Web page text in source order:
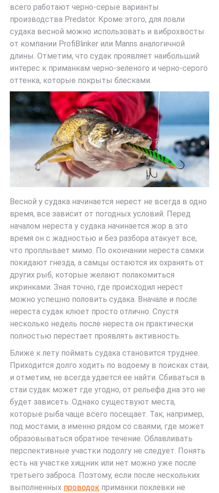
всего работают черно-серые варианты
производства Predator. Кроме этого, для ловли
судака весной можно использовать и виброхвосты
от компании ProfiBlinker или Manns аналогичной
длины. Отметим, что судак проявляет наибольший
интерес к приманкам черно-зеленого и черно-серого
оттенка, которые покрыты блесками.
Весной у судака начинается нерест не всегда в одно
время, все зависит от погодных условий. Перед
началом нереста у судака начинается жор в это
время он с жадностью и без разбора атакует все,
что проплывает мимо. По окончании нереста самки
покидают гнезда, а самцы остаются их охранять от
других рыб, которые желают полакомиться
икринками. Зная точно, где происходил нерест
можно успешно половить судака. Вначале и после
нереста судак клюет просто отлично. Спустя
несколько недель после нереста он практически
полностью перестает проявлять активность.
Ближе к лету поймать судака становится труднее.
Приходится долго ходить по водоему в поисках стаи,
и отметим, не всегда удается ее найти. Сбиваться в
стаи судак может где угодно, от рельефа дна это не
будет зависеть. Однако существуют места,
которые рыба чаще всего посещает. Так, например,
под мостами, а именно рядом со сваями, где может
образовываться обратное течение. Облавливать
перспективные участки подолгу не следует. Понять
есть на участке хищник или нет можно уже после
третьего заброса. Поэтому, если после нескольких
выполненных проводок приманки поклевки не